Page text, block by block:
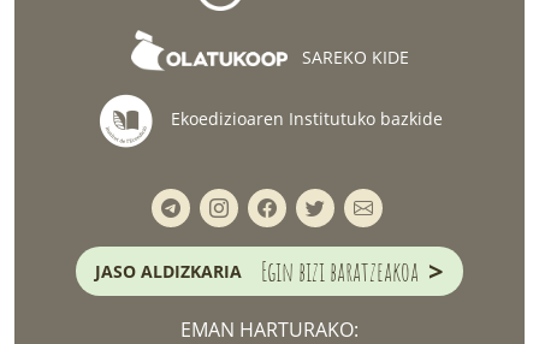
SAREKO KIDE
Ekoedizioaren Institutuko bazkide
JASO ALDIZKARIA Egin bizi baratzeakoa >
EMAN HARTURAKO: